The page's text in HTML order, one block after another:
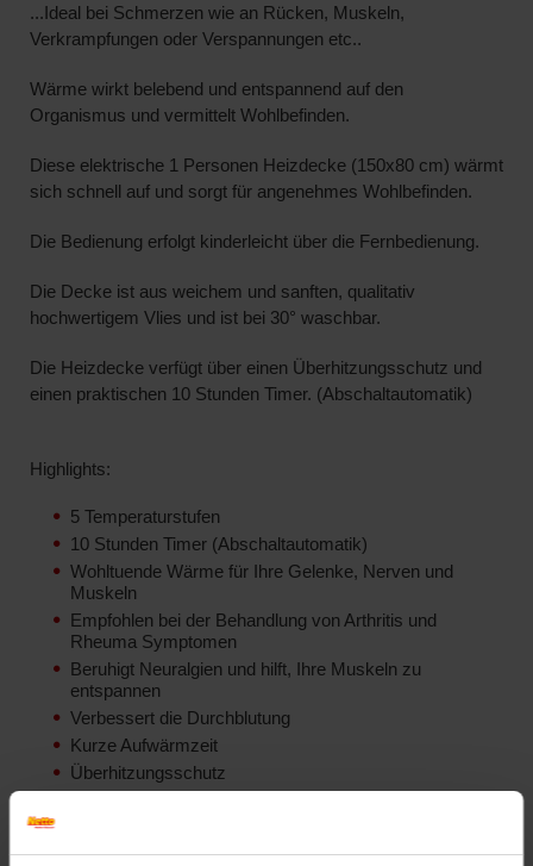
...Ideal bei Schmerzen wie an Rücken, Muskeln,
Verkrampfungen oder Verspannungen etc..
Wärme wirkt belebend und entspannend auf den
Organismus und vermittelt Wohlbefinden.
Diese elektrische 1 Personen Heizdecke (150x80 cm) wärmt
sich schnell auf und sorgt für angenehmes Wohlbefinden.
Die Bedienung erfolgt kinderleicht über die Fernbedienung.
Die Decke ist aus weichem und sanften, qualitativ
hochwertigem Vlies und ist bei 30° waschbar.
Die Heizdecke verfügt über einen Überhitzungsschutz und
einen praktischen 10 Stunden Timer. (Abschaltautomatik)
Highlights:
5 Temperaturstufen
10 Stunden Timer (Abschaltautomatik)
Wohltuende Wärme für Ihre Gelenke, Nerven und
Muskeln
Empfohlen bei der Behandlung von Arthritis und
Rheuma Symptomen
Beruhigt Neuralgien und hilft, Ihre Muskeln zu
entspannen
Verbessert die Durchblutung
Kurze Aufwärmzeit
Überhitzungsschutz